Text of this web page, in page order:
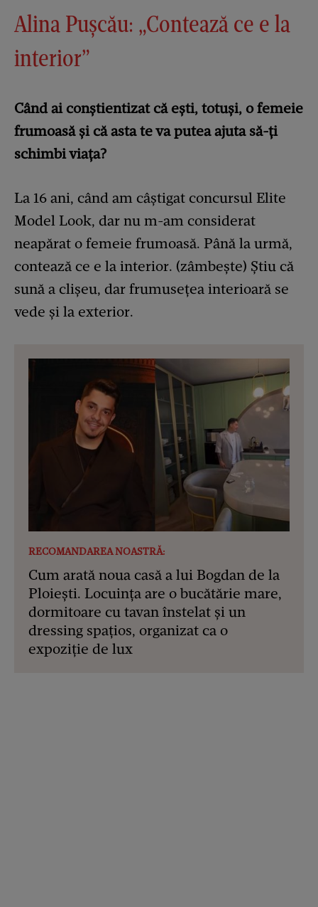
Alina Pușcău: „Contează ce e la
interior”
Când ai conștientizat că ești, totuși, o femeie
frumoasă și că asta te va putea ajuta să-ți
schimbi viața?
La 16 ani, când am câștigat concursul Elite
Model Look, dar nu m-am considerat
neapărat o femeie frumoasă. Până la urmă,
contează ce e la interior. (zâmbește) Știu că
sună a clișeu, dar frumusețea interioară se
vede și la exterior.
RECOMANDAREA NOASTRĂ:
Cum arată noua casă a lui Bogdan de la
Ploiești. Locuința are o bucătărie mare,
dormitoare cu tavan înstelat și un
dressing spațios, organizat ca o
expoziție de lux